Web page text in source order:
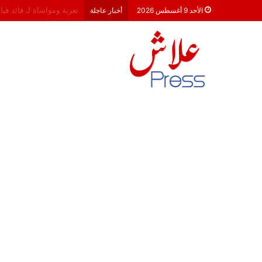
الأحد 9 أغسطس 2026 أخبار عاجلة هشام جناح: من تألق